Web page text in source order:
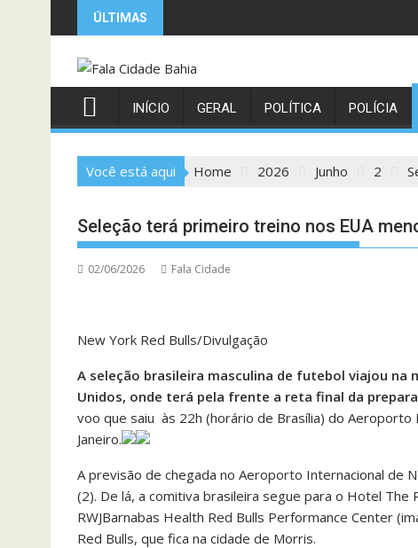
to
ÚLTIMAS
INÍCIO GERAL POLÍTICA POLÍCIA
Você está aqui Home 2026 Junho 2
Seleção terá primeiro treino nos EUA
02/06/2026 Fala Cidade
New York Red Bulls/Divulgação
A seleção brasileira masculina de futebol viajou
Unidos, onde terá pela frente a reta final da
voo que saiu às 22h (horário de Brasília) do Aeroporto
Janeiro.
A previsão de chegada no Aeroporto Internacional de
(2). De lá, a comitiva brasileira segue para o Hotel
RWJBarnabas Health Red Bulls Performance Center
Red Bulls, que fica na cidade de Morris.